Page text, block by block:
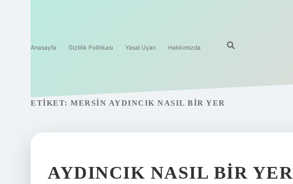
Anasayfa Gizlilik Politikası Yasal Uyarı Hakkımızda
ETIKET: MERSIN AYDINCIK NASIL BIR YER
AYDINCIK NASIL BIR YER